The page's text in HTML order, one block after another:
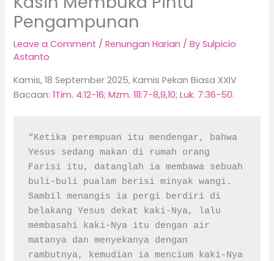
Pengampunan
Leave a Comment /Renungan Harian / BySulpicio
Astanto
Kamis, 18 September 2025, Kamis Pekan Biasa XXIV
Bacaan:1Tim. 4:12-16;Mzm. 111:7-8,9,10;Luk. 7:36-50.
“Ketika perempuan itu mendengar, bahwa
Yesus sedang makan di rumah orang
Farisi itu, datanglah ia membawa sebuah
buli-buli pualam berisi minyak wangi.
Sambil menangis ia pergi berdiri di
belakang Yesus dekat kaki-Nya, lalu
membasahi kaki-Nya itu dengan air
matanya dan menyekanya dengan
rambutnya, kemudian ia mencium kaki-Nya